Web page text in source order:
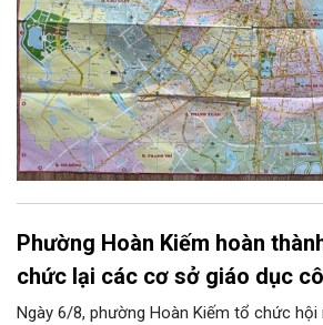
Phường Hoàn Kiếm hoàn
chức lại các cơ sở giáo dục
Ngày 6/8, phường Hoàn Kiếm tổ chức